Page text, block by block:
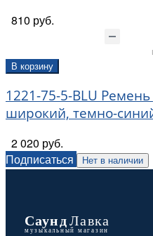
810 руб.
В корзину
1221-75-5-BLU
широкий, темно-
2 020 руб.
Подписаться
Нет в наличии